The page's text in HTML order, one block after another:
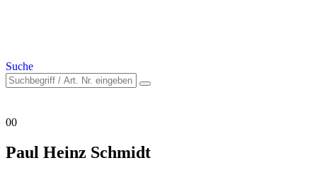
Suche
00
Paul Heinz Schmidt